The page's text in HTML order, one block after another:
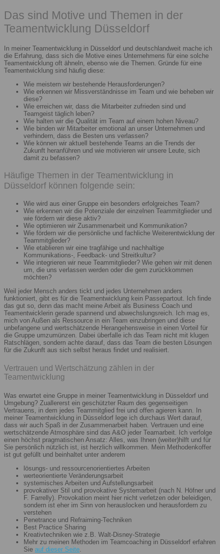
Das sind Motive und Themen in der
Teamentwicklung Düsseldorf
In meiner Teamentwicklung in Düsseldorf und deutschlandweit mache ich
die Erfahrung, dass sich die Motive eines Unternehmens für eine solche
Teamentwicklung oft ähneln, ebenso wie die Themen. Gründe für eine
Teamentwicklung sind häufig diese:
Wie meistern wir bestehende Herausforderungen?
Wie erkennen wir Missverständnisse im Team und wie beheben wir
diese?
Wie erreichen wir, dass die Mitarbeiter zufrieden sind und
Teamgeist täglich leben?
Wie halten wir die Qualität im Team auf einem hohen Niveau?
Wie binden wir Mitarbeiter emotional an unser Unternehmen und
verhindern, dass die Besten uns verlassen?
Wie können wir aktuell bestehende Teams an die Trends der
Zukunft heranführen und wie motivieren wir unsere Leute, sich
damit zu befassen?
Häufige Themen in der Teamentwicklung in
Düsseldorf können folgende sein:
Wie wird aus einer Gruppe ein besonders erfolgreiches Team?
Wie erkennen wir die Potenziale der einzelnen Teammitglieder und
wie fördern wir diese aktiv?
Wie optimieren wir Zusammenarbeit und Kommunikation?
Wie fördern wir die persönliche und fachliche Weiterentwicklung der
Teammitglieder?
Wie etablieren wir eine tragfähige und nachhaltige
Kommunikations-, Feedback- und Streitkultur?
Wie integrieren wir neue Teammitglieder? Wie gehen wir mit denen
um, die uns verlassen werden oder die gern zurückkommen
möchten?
Weil jeder Mensch anders tickt und jedes Unternehmen anders
funktioniert, gibt es für die Teamentwicklung kein Passepartout. Ich finde
das gut so, denn das macht meine Arbeit als Business Coach und
Teamentwicklerin gerade spannend und abwechslungsreich. Ich mag es,
mich von Außen als Ressource in ein Team einzubringen und diese
unbefangene und wertschätzende Herangehensweise in einen Vorteil für
die Gruppe umzumünzen. Dabei überfalle ich das Team nicht mit klugen
Ratschlägen, sondern achte darauf, dass das Team die besten Lösungen
für die Zukunft aus sich selbst heraus findet und realisiert.
Vertrauen und Wertschätzung zählen in der
Teamentwicklung
Was erwartet eine Gruppe in meiner Teamentwicklung in Düsseldorf und
Umgebung? Zuallererst ein geschützter Raum des gegenseitigen
Vertrauens, in dem jedes Teammitglied frei und offen agieren kann. In
meiner Teamentwicklung in Düsseldorf lege ich durchaus Wert darauf,
dass wir auch Spaß in der Zusammenarbeit haben. Vertrauen und eine
wertschätzende Atmosphäre sind das A&O jeder Teamarbeit. Ich verfolge
einen höchst pragmatischen Ansatz: Alles, was Ihnen (weiter)hilft und für
Sie persönlich nützlich ist, ist herzlich willkommen. Mein Methodenkoffer
ist gut gefüllt und beinhaltet unter anderem
lösungs- und ressourcenorientiertes Arbeiten
werteorientierte Veränderungsarbeit
systemisches Arbeiten und Aufstellungsarbeit
provokativer Stil und provokative Systemarbeit (nach N. Höfner und
F. Farrelly). Provokation meint hier nicht verletzen oder beleidigen,
sondern ist eher im Sinn von herauslocken und herausfordern zu
verstehen
Penetrance und Refraiming-Techniken
Best Practice Sharing
Kreativtechniken wie z.B. Walt-Disney-Strategie
Mehr zu meinen Methoden im Teamcoaching in Düsseldorf erfahren
Sie auf dieser Seite.